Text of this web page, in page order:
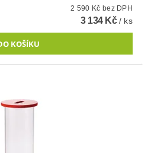
2 590 Kč bez DPH
3 134 Kč/ ks